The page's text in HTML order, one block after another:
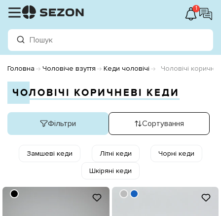
1
Головна Чоловіче взуття Кеди чоловічі Чоловічі
ЧОЛОВІЧІ КОРИЧНЕВІ КЕДИ
Фільтри Сортування
Замшеві кеди Літні кеди Чорні кеди
Шкіряні кеди